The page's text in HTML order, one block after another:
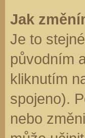
Jak
Je to
původním
kliknutím
spojeno).
nebo